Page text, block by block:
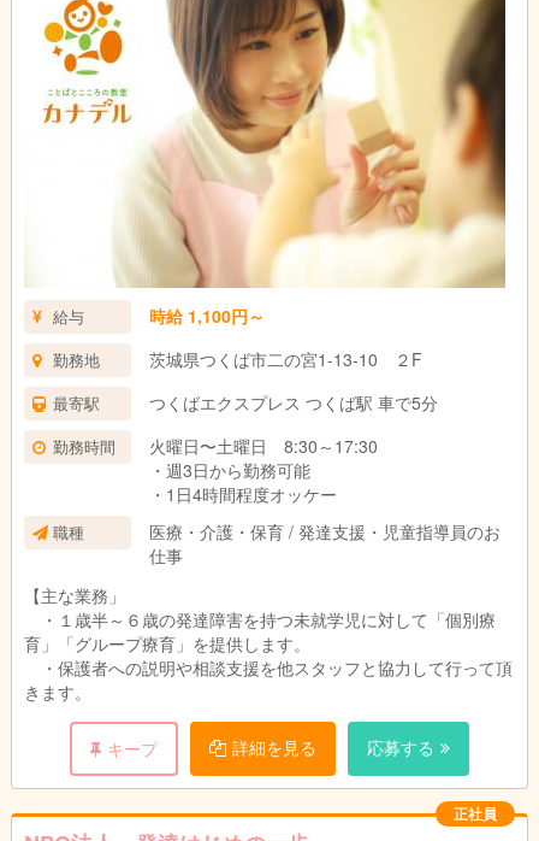
給与 時給 1,100円～
勤務地 茨城県つくば市二の宮1-13-10 ２F
最寄駅 つくばエクスプレス つくば駅 車で5分
勤務時間
火曜日〜土曜日 8:30～17:30
・週3日から勤務可能
・1日4時間程度オッケー
職種
医療・介護・保育 / 発達支援・児童指導員のお
仕事
【主な業務」
・１歳半～６歳の発達障害を持つ未就学児に対して「個別療
育」「グループ療育」を提供します。
・保護者への説明や相談支援を他スタッフと協力して行って頂
きます。
キープ 詳細を見る 応募する
正社員